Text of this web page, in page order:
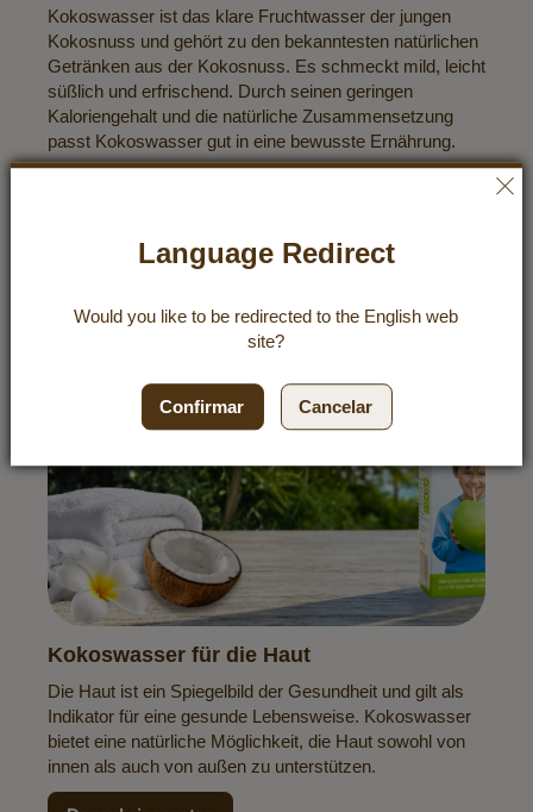
Kokoswasser ist das klare Fruchtwasser der jungen
Kokosnuss und gehört zu den bekanntesten natürlichen
Getränken aus der Kokosnuss. Es schmeckt mild, leicht
süßlich und erfrischend. Durch seinen geringen
Kaloriengehalt und die natürliche Zusammensetzung
passt Kokoswasser gut in eine bewusste Ernährung.
Kokoswasser für die Haut
Die Haut ist ein Spiegelbild der Gesundheit und gilt als
Indikator für eine gesunde Lebensweise. Kokoswasser
bietet eine natürliche Möglichkeit, die Haut sowohl von
innen als auch von außen zu unterstützen.
Language Redirect
Would you like to be redirected to the English web
site?
Confirmar Cancelar